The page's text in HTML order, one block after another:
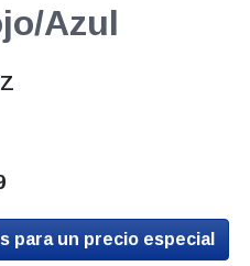
Azul
para un precio especial